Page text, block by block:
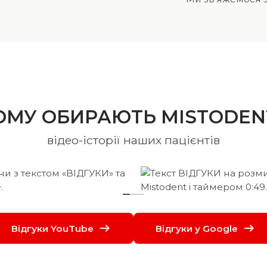
ОБИРАЮТЬ
відео-історії наших пацієнтів
Відгуки YouTube Відгуки у Google